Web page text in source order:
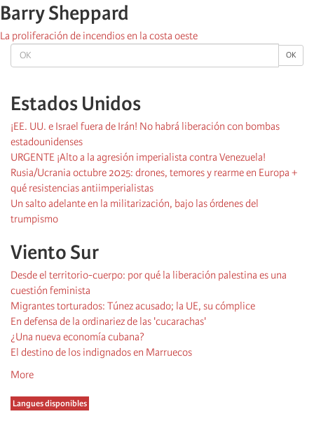
OK OK
Estados Unidos
¡EE. UU. e Israel fuera de Irán! No habrá liberación con bombas
estadounidenses
URGENTE ¡Alto a la agresión imperialista contra Venezuela!
Rusia/Ucrania octubre 2025: drones, temores y rearme en Europa +
qué resistencias antiimperialistas
Un salto adelante en la militarización, bajo las órdenes del
trumpismo
Viento Sur
Desde el territorio-cuerpo: por qué la liberación palestina es una
cuestión feminista
Migrantes torturados: Túnez acusado; la UE, su cómplice
En defensa de la ordinariez de las 'cucarachas'
¿Una nueva economía cubana?
El destino de los indignados en Marruecos
More
Langues disponibles
Barry Sheppard
La proliferación de incendios en la costa oeste